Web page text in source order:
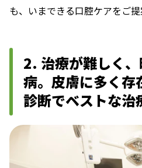
も、いまできる口腔ケアをご提
2. 治療が難しく
病。皮膚に多く存
診断でベストな治